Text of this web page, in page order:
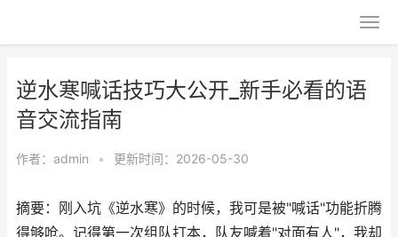
逆水寒喊话技巧大公开_新手必看的语
音交流指南
作者： admin • 更新时间：2026-05-30
摘要：刚入坑《逆水寒》的时候，我可是被"喊话"功能折腾
得够呛。记得第一次组队打本，队友喊着"对面有人"，我却